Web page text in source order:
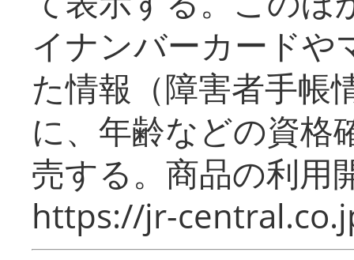
イナンバーカードや
た情報（障害者手帳
に、年齢などの資格
売する。商品の利用
https://jr-